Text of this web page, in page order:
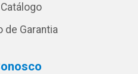
de Garantia